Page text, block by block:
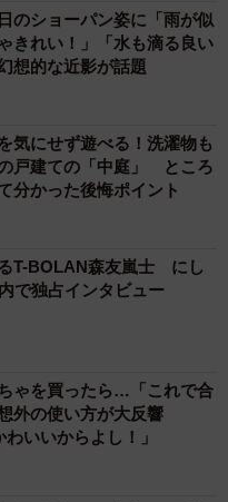
チャンネル
事も育児も趣味も楽しみ
、おしゃれで優雅な日
のショーパン姿に「雨が似
きれい！」「水も滴る良い
想的な近影が話題
気にせず遊べる！洗濯物も
戸建ての「中庭」 ところ
分かった後悔ポイント
T-BOLAN森友嵐士 にし
で独占インタビュー
ゃを買ったら…「これで合
外の使い方が大反響
わいいからよし！」